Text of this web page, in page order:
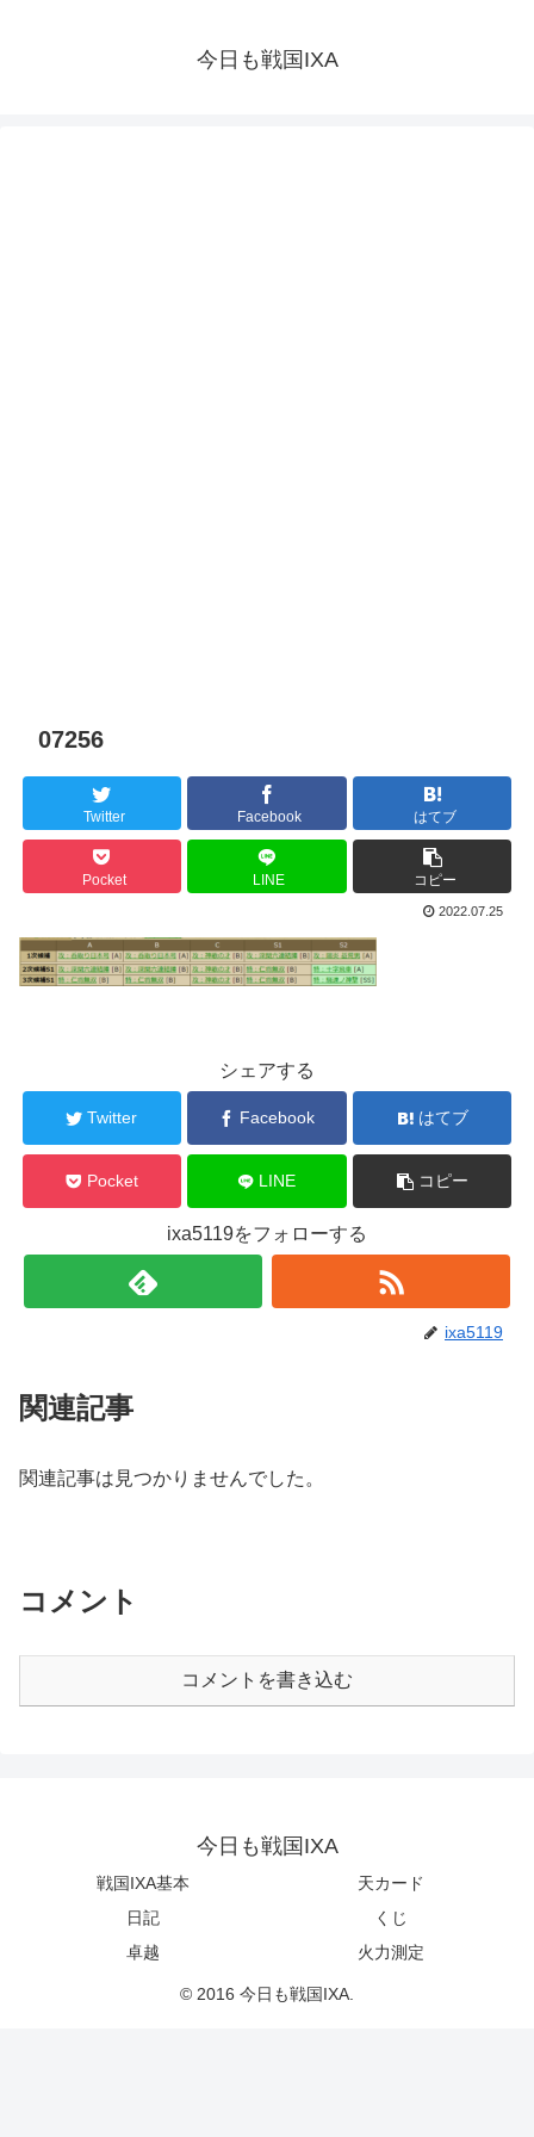
今日も戦国IXA
07256
Twitter Facebook はてブ
Pocket LINE コピー
2022.07.25
シェアする
Twitter Facebook はてブ
Pocket LINE コピー
ixa5119をフォローする
ixa5119
関連記事
関連記事は見つかりませんでした。
コメント
コメントを書き込む
今日も戦国IXA
戦国IXA基本
天カード
日記
くじ
卓越
火力測定
© 2016 今日も戦国IXA.